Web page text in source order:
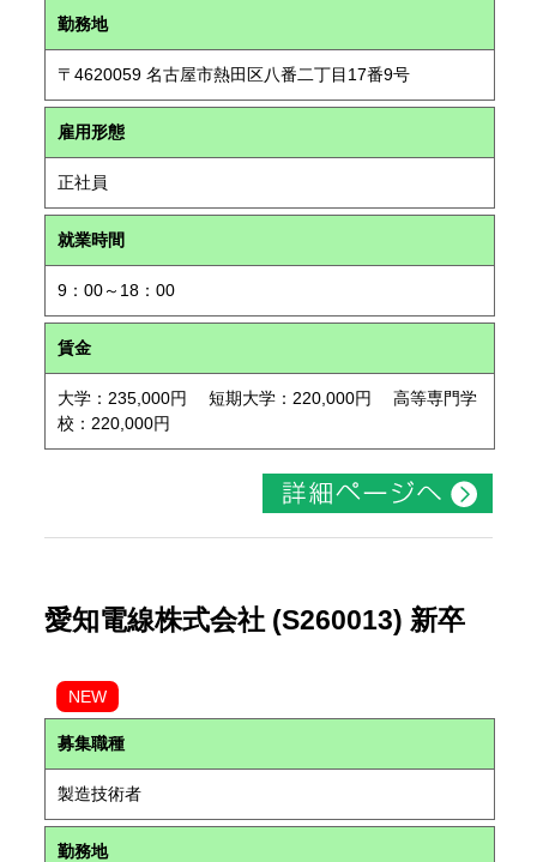
勤務地
〒4620059 名古屋市熱田区八番二丁目17番9号
雇用形態
正社員
就業時間
9：00～18：00
賃金
大学：235,000円 短期大学：220,000円 高等専門学
校：220,000円
愛知電線株式会社 (S260013) 新卒
NEW
募集職種
製造技術者
勤務地